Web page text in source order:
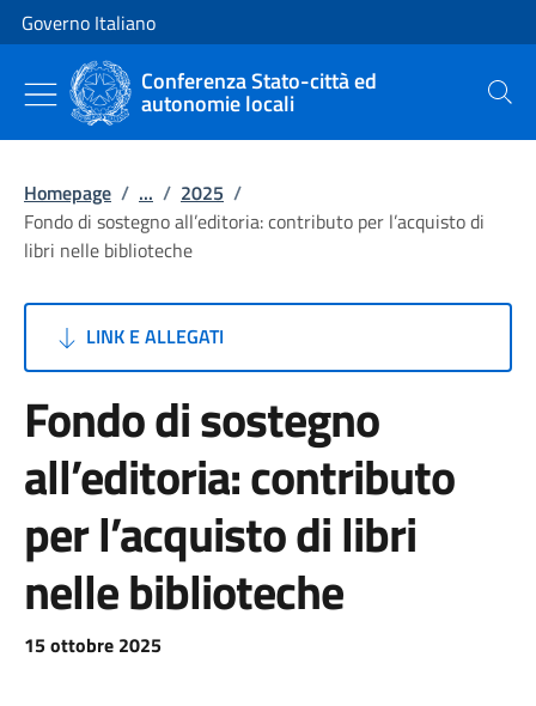
Vai al contenuto
Vai alla navigazione del sito
Governo Italiano
Conferenza Stato-città ed
autonomie locali Cerca
Homepage / ... / 2025 /
Fondo di sostegno all’editoria: contributo per l’acquisto di
libri nelle biblioteche
LINK E ALLEGATI
Fondo di sostegno
all’editoria: contributo
per l’acquisto di libri
nelle biblioteche
15 ottobre 2025